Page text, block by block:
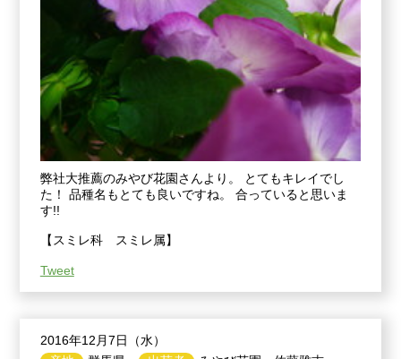
弊社大推薦のみやび花園さんより。 とてもキレイでし
た！ 品種名もとても良いですね。 合っていると思いま
す!!
【スミレ科 スミレ属】
Tweet
2016年12月7日（水）